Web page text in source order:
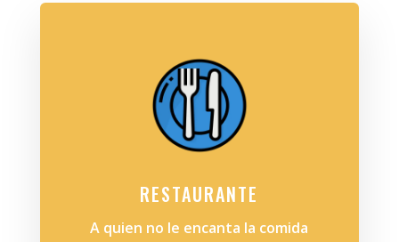
RESTAURANTE
A quien no le encanta la comida